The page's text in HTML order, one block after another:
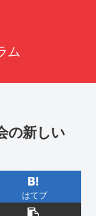
ム
の新しい
はてブ